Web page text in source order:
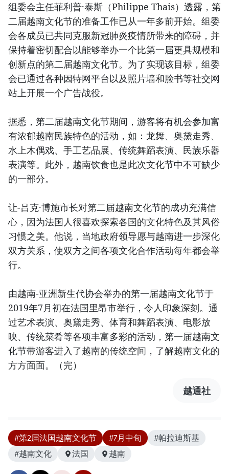
组委会主任菲利普·泰斯（Philippe Thais）透露，第
二届越南文化节的准备工作已从一年多前开始。组委
会各成员已共同克服新冠肺炎疫情所带来的障碍，并
保持着密切配合以能够举办一个比第一届更具规模和
创新点的第二届越南文化节。为了实现该目标，组委
会已通过各种因特网平台以及照片墙和脸书等社交网
站上开展一个广告战役。
据悉，第二届越南文化节期间，游客将有机会参加富
有浓郁越南民族特色的活动，如：龙舞、奥黛走秀、
水上木偶戏、手工艺品展、传统舞蹈表演、民族乐器
表演等。此外，越南饮食也是此次文化节中不可缺少
的一部分。
让-吕克·博施市长对第二届越南文化节的成功充满信
心，因为法国人很喜欢探索各国的文化特色及其风俗
习惯之美。他说，当地政府领导愿与越南进一步深化
双方关系，使双方之间各项文化合作活动每年都会举
行。
由越南-亚洲新生代协会举办的第一届越南文化节于
2019年7月初在法国里昂市举行，令人印象深刻。通
过艺术表演、奥黛走秀、体育和舞蹈表演、电影放
映、传统菜肴等各项丰富多彩的活动，第一届越南文
化节带游客进入了越南的传统空间，了解越南文化的
方方面面。（完）
越通社
#第2届法国越南文化节 #7月中旬
#帕拉迪斯基
#越南文化
法国 越南